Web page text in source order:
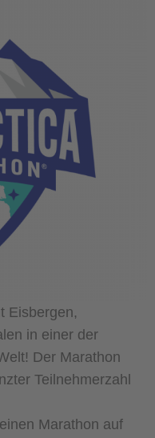
Eisbergen,
in einer der
Der Marathon
Teilnehmerzahl
Marathon auf